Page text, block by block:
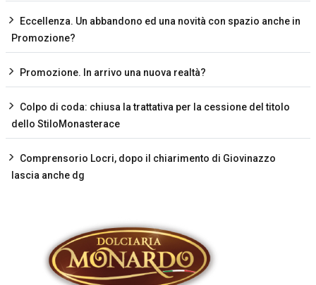
Eccellenza. Un abbandono ed una novità con spazio anche in
Promozione?
Promozione. In arrivo una nuova realtà?
Colpo di coda: chiusa la trattativa per la cessione del titolo
dello StiloMonasterace
Comprensorio Locri, dopo il chiarimento di Giovinazzo
lascia anche dg